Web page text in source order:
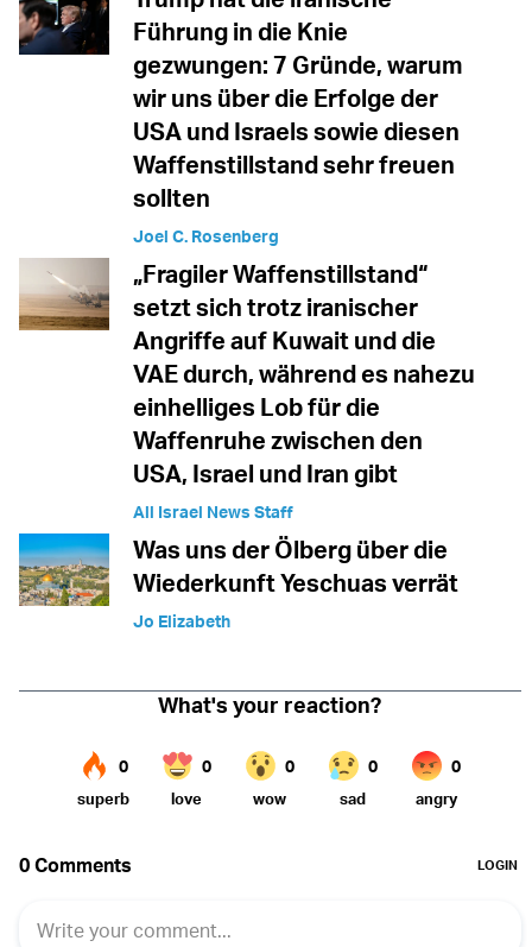
Führung in die Knie
gezwungen: 7 Gründe, warum
wir uns über die Erfolge der
USA und Israels sowie diesen
Waffenstillstand sehr freuen
sollten
Joel C. Rosenberg
„Fragiler Waffenstillstand“
setzt sich trotz iranischer
Angriffe auf Kuwait und die
VAE durch, während es nahezu
einhelliges Lob für die
Waffenruhe zwischen den
USA, Israel und Iran gibt
All Israel News Staff
Was uns der Ölberg über die
Wiederkunft Yeschuas verrät
Jo Elizabeth